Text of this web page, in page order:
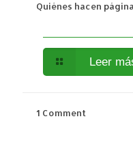
Quiénes hacen
Leer
1 Comment